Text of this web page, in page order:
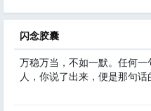
闪念胶囊
万稳万当，不如一默。任何
人，你说了出来，便是那句话